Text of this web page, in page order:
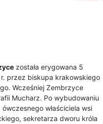
została erygowana 5
przez biskupa krakowskiego
Wcześniej Zembrzyce
Mucharz. Po wybudowaniu
właściciela wsi
sekretarza dworu króla